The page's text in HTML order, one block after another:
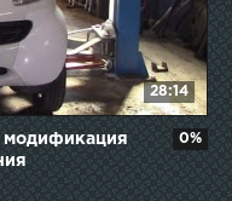
28:14
модификация
0%